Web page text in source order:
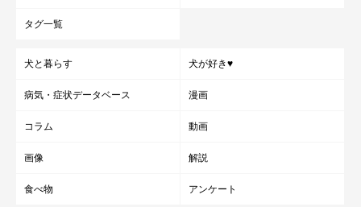
@iroha_WCP1011
成長したどれみちゃんの嬉しい変化としては、
ぶのを覚えたこと」
だそう。飼い主さんが投げては持ってきて…
タグ一覧
犬と暮らす 犬が好き♥
病気・症状データベース 漫画
コラム 動画
画像 解説
食べ物 アンケート